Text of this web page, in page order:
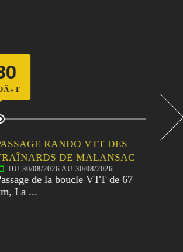
RANDO VTT DES
DE MALANSAC
DU 30/08/2026 AU 30/08/2026
de la boucle VTT de 67
La ...